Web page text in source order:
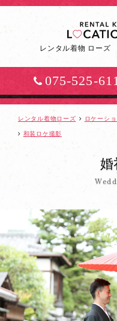
色
ロ
ケ
ー
シ
ョ
ン
レンタル着物 ローズ
075-525-
レンタル着物ローズ ロケーシ
和装ロケ撮影
婚